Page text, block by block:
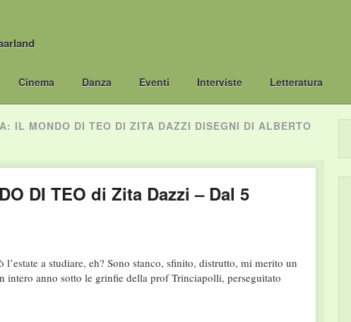
Cinema Danza Eventi Interviste Letteratura
IL MONDO DI TEO DI ZITA DAZZI DISEGNI DI ALBERTO
DI TEO di Zita Dazzi – Dal 5
a studiare, eh? Sono stanco, sfinito, distrutto, mi merito un
intero anno sotto le grinfie della prof Trinciapolli, perseguitato